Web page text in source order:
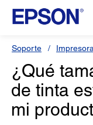
Soporte
¿Qué
de tinta
mi